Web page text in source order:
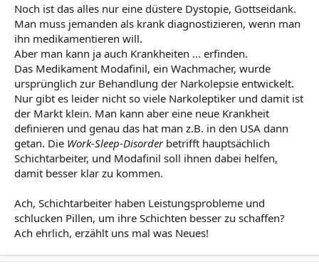
Noch ist das alles nur eine düstere Dystopie, Gottseidank.
Man muss jemanden als krank diagnostizieren, wenn man
ihn medikamentieren will.
Aber man kann ja auch Krankheiten ... erfinden.
Das Medikament Modafinil, ein Wachmacher, wurde
ursprünglich zur Behandlung der Narkolepsie entwickelt.
Nur gibt es leider nicht so viele Narkoleptiker und damit ist
der Markt klein. Man kann aber eine neue Krankheit
definieren und genau das hat man z.B. in den USA dann
getan. Die Work-Sleep-Disorderbetrifft hauptsächlich
Schichtarbeiter, und Modafinil soll ihnen dabei helfen,
damit besser klar zu kommen.
Ach, Schichtarbeiter haben Leistungsprobleme und
schlucken Pillen, um ihre Schichten besser zu schaffen?
Ach ehrlich, erzählt uns mal was Neues!